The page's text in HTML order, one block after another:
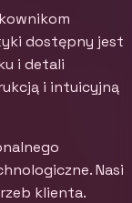
dostępny jest
i detali
i intuicyjną
Nasi
klienta.